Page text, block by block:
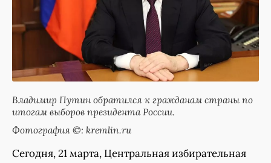
Владимир Путин обратился к гражданам страны по
итогам выборов президента России.
Фотография ©: kremlin.ru
Сегодня, 21 марта, Центральная избирательная